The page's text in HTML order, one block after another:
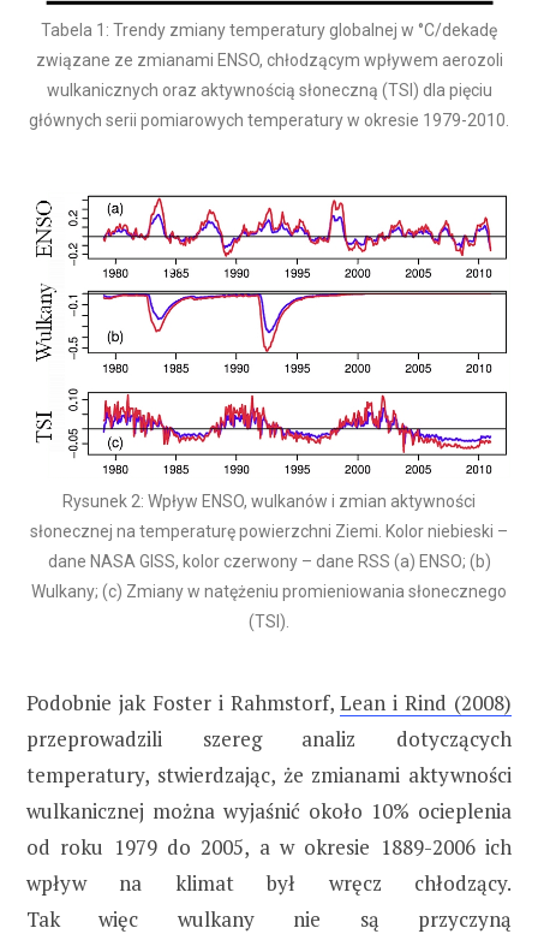
Tabela 1: Trendy zmiany temperatury globalnej w °C/dekadę
związane ze zmianami ENSO, chłodzącym wpływem aerozoli
wulkanicznych oraz aktywnością słoneczną (TSI) dla pięciu
głównych serii pomiarowych temperatury w okresie 1979-2010.
Rysunek 2: Wpływ ENSO, wulkanów i zmian aktywności
słonecznej na temperaturę powierzchni Ziemi. Kolor niebieski –
dane NASA GISS, kolor czerwony – dane RSS (a) ENSO; (b)
Wulkany; (c) Zmiany w natężeniu promieniowania słonecznego
(TSI).
Podobnie jak Foster i Rahmstorf,Lean i Rind (2008)
przeprowadzili szereg analiz dotyczących
temperatury, stwierdzając, że zmianami aktywności
wulkanicznej można wyjaśnić około 10% ocieplenia
od roku 1979 do 2005, a w okresie 1889-2006 ich
wpływ na klimat był wręcz chłodzący.
Tak więc wulkany nie są przyczyną